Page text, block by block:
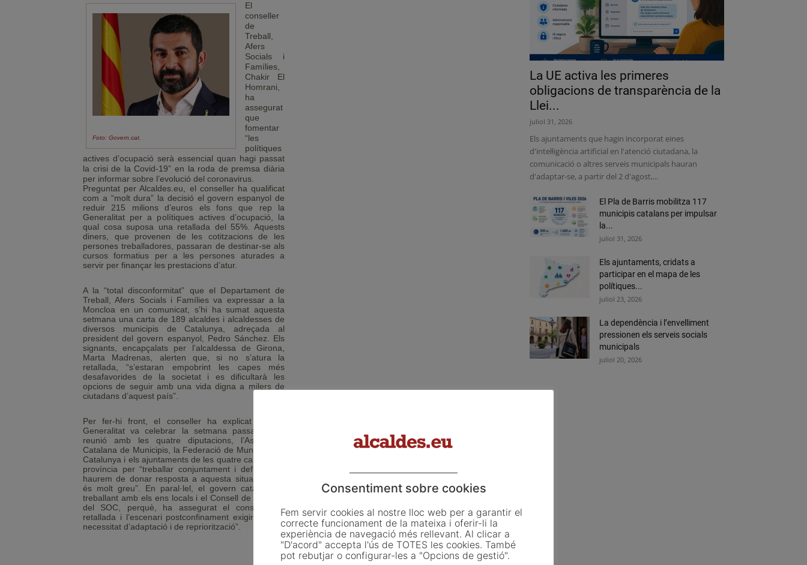
Foto: Govern.cat.
El
conseller
de
Treball,
Afers
Socials i
Famílies,
Chakir El
Homrani,
ha
assegurat
que
fomentar
“les
polítiques
actives d’ocupació serà essencial quan hagi passat
la crisi de la Covid-19” en la roda de premsa diària
per informar sobre l’evolució del coronavirus.
Preguntat per Alcaldes.eu, el conseller ha qualificat
com a “molt dura” la decisió el govern espanyol de
reduir 215 milions d’euros els fons que rep la
Generalitat per a polítiques actives d’ocupació, la
qual cosa suposa una retallada del 55%. Aquests
diners, que provenen de les cotitzacions de les
persones treballadores, passaran de destinar-se als
cursos formatius per a les persones aturades a
servir per finançar les prestacions d’atur.
A la “total disconformitat” que el Departament de
Treball, Afers Socials i Famílies va expressar a la
Moncloa en un comunicat, s’hi ha sumat aquesta
setmana una carta de 189 alcaldes i alcaldesses de
diversos municipis de Catalunya, adreçada al
president del govern espanyol, Pedro Sánchez. Els
signants, encapçalats per l’alcaldessa de Girona,
Marta Madrenas, alerten que, si no s’atura la
retallada, “s’estaran empobrint les capes més
desafavorides de la societat i es dificultarà les
opcions de seguir amb una vida digna a milers de
ciutadans d’aquest país”.
Per fer-hi front, el conseller ha explicat que la
Generalitat va celebrar la setmana passada una
reunió amb les quatre diputacions, l’Associació
Catalana de Municipis, la Federació de Municipis de
Catalunya i els ajuntaments de les quatre capitals de
província per “treballar conjuntament i definir com
haurem de donar resposta a aquesta situació, que
és molt greu”. En paral·lel, el govern català està
treballant amb els ens locals i el Consell de Direcció
del SOC, perquè, ha assegurat el conseller, la
retallada i l’escenari postconfinament exigiran “una
necessitat d’adaptació i de repriorització”.
La UE activa les primeres
obligacions de transparència de la
Llei...
juliol 31, 2026
Els ajuntaments que hagin incorporat eines
d'intel·ligència artificial en l'atenció ciutadana, la
comunicació o altres serveis municipals hauran
d'adaptar-se, a partir del 2 d'agost,...
El Pla de Barris mobilitza 117
municipis catalans per impulsar
la...
juliol 31, 2026
Els ajuntaments, cridats a
participar en el mapa de les
polítiques...
juliol 23, 2026
La dependència i l’envelliment
pressionen els serveis socials
municipals
juliol 20, 2026
Consentiment sobre cookies
Fem servir cookies al nostre lloc web per a garantir el
correcte funcionament de la mateixa i oferir-li la
experiència de navegació més rellevant. Al clicar a
"D'acord" accepta l'ús de TOTES les cookies. També
pot rebutjar o configurar-les a "Opcions de gestió".